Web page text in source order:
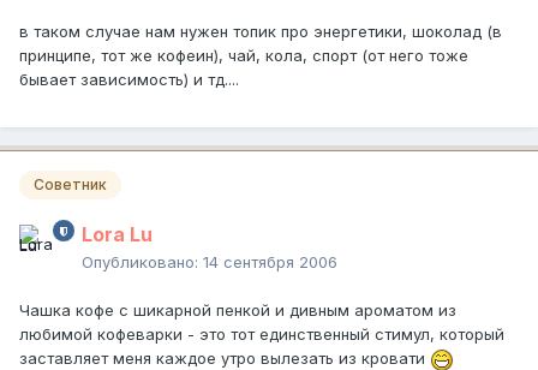
в таком случае нам нужен топик про энергетики, шоколад (в
принципе, тот же кофеин), чай, кола, спорт (от него тоже
бывает зависимость) и тд....
Советник
Lora Lu
Опубликовано: 14 сентября 2006
Чашка кофе с шикарной пенкой и дивным ароматом из
любимой кофеварки - это тот единственный стимул, который
заставляет меня каждое утро вылезать из кровати